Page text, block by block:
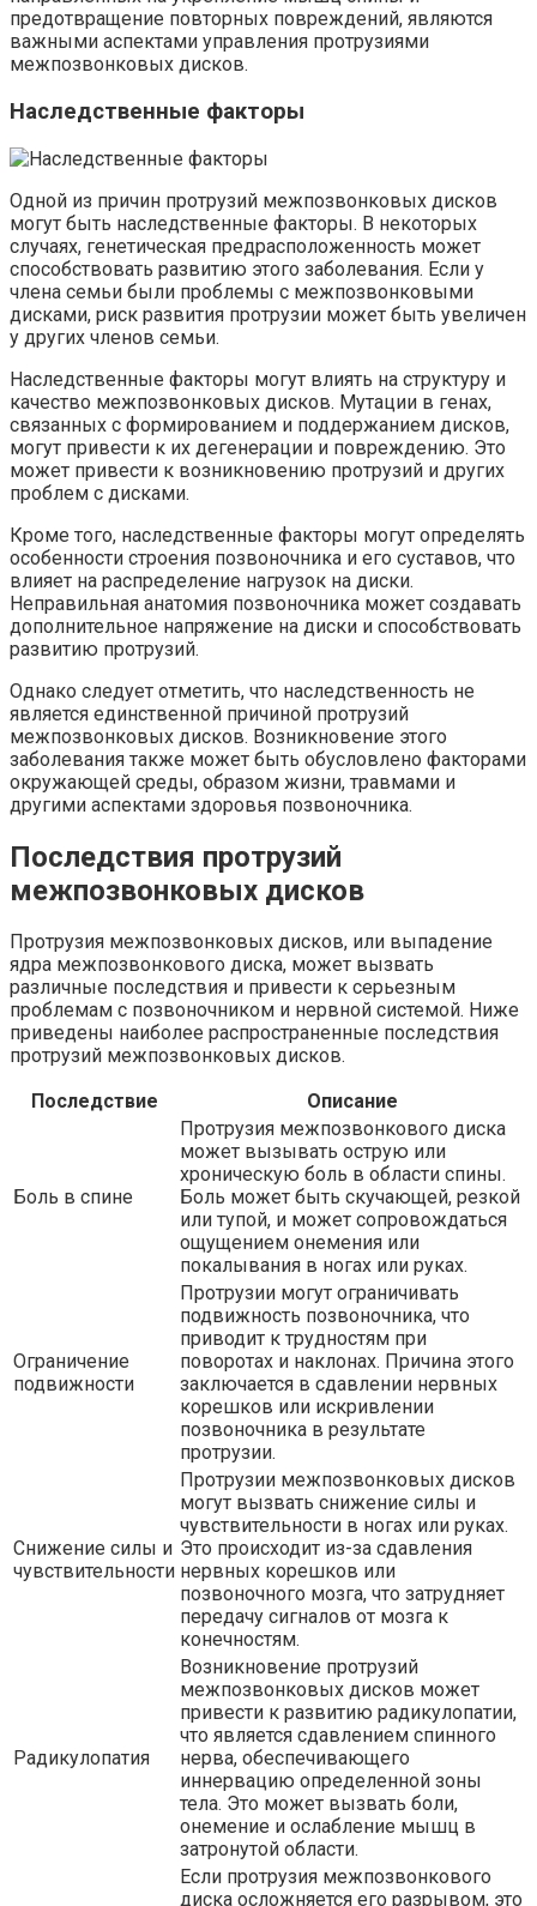
предотвращение повторных повреждений, являются
важными аспектами управления протрузиями
межпозвонковых дисков.
Наследственные факторы
Одной из причин протрузий межпозвонковых дисков
могут быть наследственные факторы. В некоторых
случаях, генетическая предрасположенность может
способствовать развитию этого заболевания. Если у
члена семьи были проблемы с межпозвонковыми
дисками, риск развития протрузии может быть увеличен
у других членов семьи.
Наследственные факторы могут влиять на структуру и
качество межпозвонковых дисков. Мутации в генах,
связанных с формированием и поддержанием дисков,
могут привести к их дегенерации и повреждению. Это
может привести к возникновению протрузий и других
проблем с дисками.
Кроме того, наследственные факторы могут определять
особенности строения позвоночника и его суставов, что
влияет на распределение нагрузок на диски.
Неправильная анатомия позвоночника может создавать
дополнительное напряжение на диски и способствовать
развитию протрузий.
Однако следует отметить, что наследственность не
является единственной причиной протрузий
межпозвонковых дисков. Возникновение этого
заболевания также может быть обусловлено факторами
окружающей среды, образом жизни, травмами и
другими аспектами здоровья позвоночника.
Последствия протрузий
межпозвонковых дисков
Протрузия межпозвонковых дисков, или выпадение
ядра межпозвонкового диска, может вызвать
различные последствия и привести к серьезным
проблемам с позвоночником и нервной системой. Ниже
приведены наиболее распространенные последствия
протрузий межпозвонковых дисков.
Последствие
Описание
Боль в спине
Протрузия межпозвонкового диска
может вызывать острую или
хроническую боль в области спины.
Боль может быть скучающей, резкой
или тупой, и может сопровождаться
ощущением онемения или
покалывания в ногах или руках.
Ограничение
подвижности
Протрузии могут ограничивать
подвижность позвоночника, что
приводит к трудностям при
поворотах и наклонах. Причина этого
заключается в сдавлении нервных
корешков или искривлении
позвоночника в результате
протрузии.
Снижение силы и
чувствительности
Протрузии межпозвонковых дисков
могут вызвать снижение силы и
чувствительности в ногах или руках.
Это происходит из-за сдавления
нервных корешков или
позвоночного мозга, что затрудняет
передачу сигналов от мозга к
конечностям.
Радикулопатия
Возникновение протрузий
межпозвонковых дисков может
привести к развитию радикулопатии,
что является сдавлением спинного
нерва, обеспечивающего
иннервацию определенной зоны
тела. Это может вызвать боли,
онемение и ослабление мышц в
затронутой области.
Если протрузия межпозвонкового
диска осложняется его разрывом, это